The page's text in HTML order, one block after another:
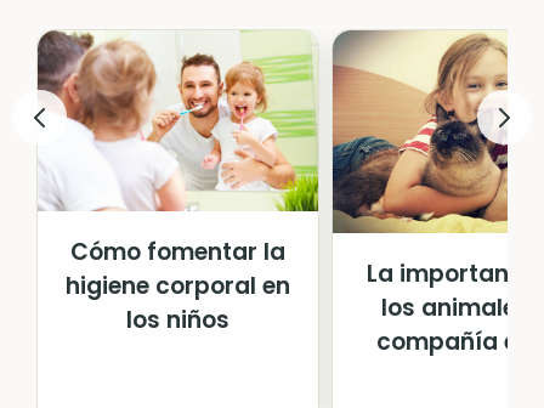
Cómo fomentar la
higiene corporal en
los niños
La
los animales
compañía en